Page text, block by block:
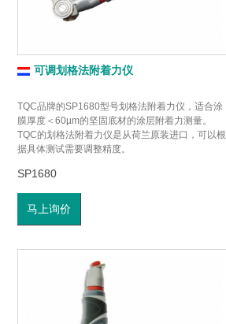
可调划格法附着力仪
TQC品牌的SP1680型号划格法附着力仪，适合涂
膜厚度＜60µm的坚固底材的涂层附着力测量。
TQC的划格法附着力仪是从荷兰原装进口，可以根
据具体测试需要调整精度。
SP1680
马上询价